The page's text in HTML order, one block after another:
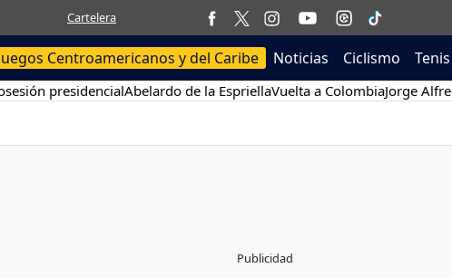
Cartelera
Centroamericanos y del Caribe Noticias Ciclismo Tenis
presidencialAbelardo de la EspriellaVuelta a ColombiaJorge